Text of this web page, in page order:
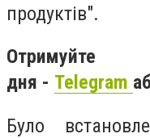
продуктів".
дня - Telegram
Було